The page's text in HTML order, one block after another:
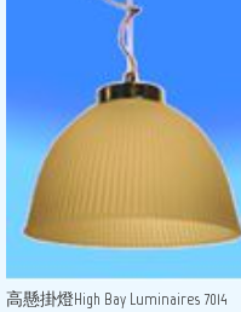
高懸掛燈High Bay Luminaires 7014